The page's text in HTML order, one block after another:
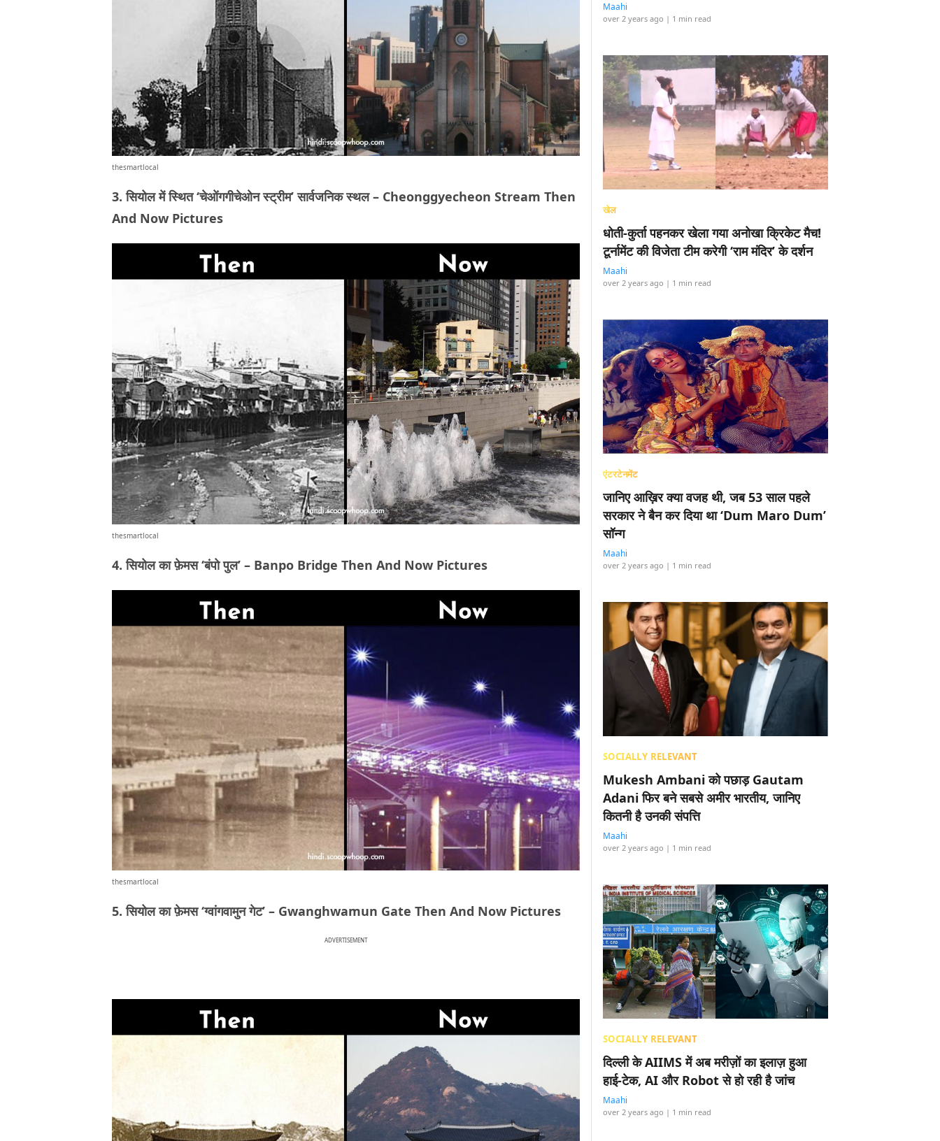
thesmartlocal
3. सियोल में स्थित ‘चेओंगगीचेओन स्ट्रीम’ सार्वजनिक स्थल – Cheonggyecheon Stream Then
And Now Pictures
thesmartlocal
4. सियोल का फ़ेमस ‘बंपो पुल’ – Banpo Bridge Then And Now Pictures
thesmartlocal
5. सियोल का फ़ेमस ‘ग्वांगवामुन गेट’ – Gwanghwamun Gate Then And Now Pictures
ADVERTISEMENT
Maahi
over 2 years ago | 1 min read
खेल
धोती-कुर्ता पहनकर खेला गया अनोखा क्रिकेट मैच!
टूर्नामेंट की विजेता टीम करेगी ‘राम मंदिर’ के दर्शन
Maahi
over 2 years ago | 1 min read
एंटरटेनमेंट
जानिए आख़िर क्या वजह थी, जब 53 साल पहले
सरकार ने बैन कर दिया था ‘Dum Maro Dum’
सॉन्ग
Maahi
over 2 years ago | 1 min read
SOCIALLY RELEVANT
Mukesh Ambani को पछाड़ Gautam
Adani फिर बने सबसे अमीर भारतीय, जानिए
कितनी है उनकी संपत्ति
Maahi
over 2 years ago | 1 min read
SOCIALLY RELEVANT
दिल्ली के AIIMS में अब मरीज़ों का इलाज़ हुआ
हाई-टेक, AI और Robot से हो रही है जांच
Maahi
over 2 years ago | 1 min read